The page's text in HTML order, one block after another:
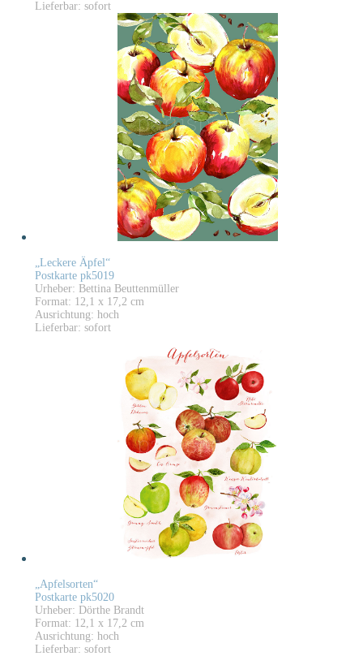
Lieferbar: sofort
„Leckere Äpfel“
Postkarte pk5019
Urheber: Bettina Beuttenmüller
Format: 12,1 x 17,2 cm
Ausrichtung: hoch
Lieferbar: sofort
„Apfelsorten“
Postkarte pk5020
Urheber: Dörthe Brandt
Format: 12,1 x 17,2 cm
Ausrichtung: hoch
Lieferbar: sofort